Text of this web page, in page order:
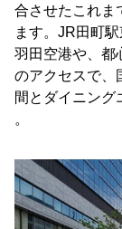
合させたこれま
ます。JR田町
羽田空港や、都
のアクセスで、
間とダイニング
。